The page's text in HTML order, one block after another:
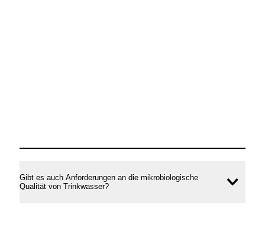
Gibt es auch Anforderungen an die mikrobiologische
Qualität von Trinkwasser?